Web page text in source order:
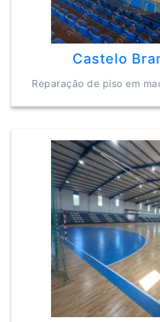
Castelo
Reparação de piso em